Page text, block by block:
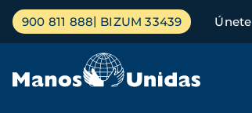
Pasar
contenido
Menú
principal
900 811 888 BIZUM 33439